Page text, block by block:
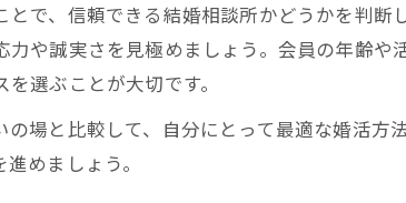
婚活を始める人のための面談活用法
市婚活で結婚相談所面談を最大活用
活用で結婚相談所サポートを引き出す
相談所で婚活を前向きに始めるコツ
で、信頼できる結婚相談所かどうかを判断
や誠実さを見極めましょう。会員の年齢
選ぶことが大切です。
場と比較して、自分にとって最適な婚活方
めましょう。